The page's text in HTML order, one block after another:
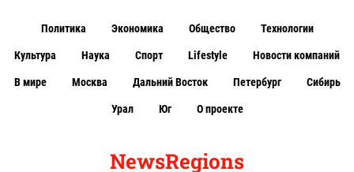
NewsRegions
Политика Экономика Общество Технологии
Культура Наука Спорт Lifestyle Новости компаний
В мире Москва Дальний Восток Петербург Сибирь
Урал Юг О проекте